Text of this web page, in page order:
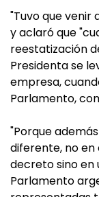
"Tuvo que venir
y aclaró que
reestatización
Presidenta se
empresa,
Parlamento,
"Porque
diferente, no
decreto sino en
Parlamento